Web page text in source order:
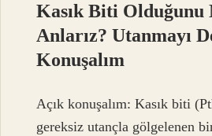
Kasık Biti Olduğunu
Anlarız? Utanmayı
Konuşalım
Açık konuşalım: Kasık biti
gereksiz utançla gölgelenen